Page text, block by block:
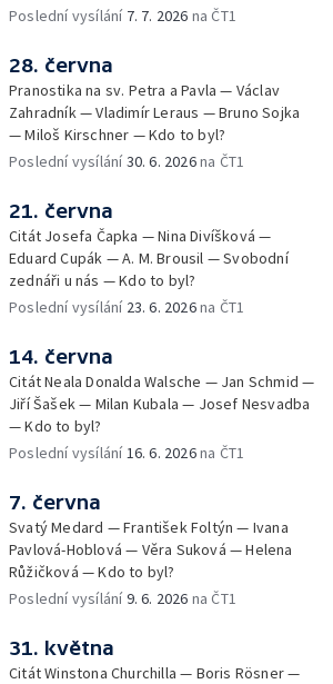
Poslední vysílání 7. 7. 2026 na ČT1
28. června
Pranostika na sv. Petra a Pavla — Václav
Zahradník — Vladimír Leraus — Bruno Sojka
— Miloš Kirschner — Kdo to byl?
Poslední vysílání30. 6. 2026na ČT1
21. června
Citát Josefa Čapka — Nina Divíšková —
Eduard Cupák — A. M. Brousil — Svobodní
zednáři u nás — Kdo to byl?
Poslední vysílání 23. 6. 2026na ČT1
14. června
Citát Neala Donalda Walsche — Jan Schmid —
Jiří Šašek — Milan Kubala — Josef Nesvadba
— Kdo to byl?
Poslední vysílání16. 6. 2026na ČT1
7. června
Svatý Medard — František Foltýn — Ivana
Pavlová-Hoblová — Věra Suková — Helena
Růžičková — Kdo to byl?
Poslední vysílání9. 6. 2026 na ČT1
31. května
Citát Winstona Churchilla — Boris Rösner —